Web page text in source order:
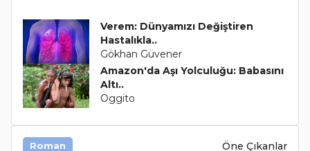
Verem: Dünyamızı Değiştiren
Hastalıkla..
Gökhan Güvener
Amazon'da Aşı Yolculuğu: Babasını
Altı..
Oggito
Roman Öne Çıkanlar